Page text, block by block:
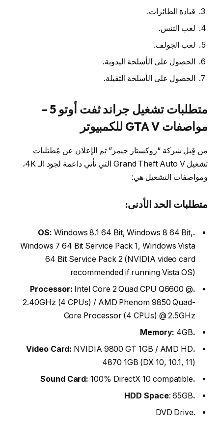
قيادة الطائرات.
لعب التنس.
لعب الجولف.
الحصول على الأسلحة اليدوية.
الحصول على الأسلحة الثقيلة.
متطلبات تشغيل جراند ثفت أوتو 5 –
مواصفات GTA V للكمبيوتر
من قِبل شركة “روكستار جيمز” تم الإعلان عن مُطتلبات
تشغيل Grand Theft Auto V التي تأتي داعمة لجود الـ 4K،
ومواصفات التشغيل هي:
متطلبات الحد الأدنى:
.OS:
Windows 8.1 64 Bit, Windows 8 64 Bit,
Windows 7 64 Bit Service Pack 1, Windows Vista
64 Bit Service Pack 2 (NVIDIA video card
recommended if running Vista OS)
.Processor:
Intel Core 2 Quad CPU Q6600 @
2.40GHz (4 CPUs) / AMD Phenom 9850 Quad-
Core Processor (4 CPUs) @ 2.5GHz
.Memory:
4GB
.Video Card:
NVIDIA 9800 GT 1GB / AMD HD
4870 1GB (DX 10, 10.1, 11)
.Sound Card:
100% DirectX 10 compatible
.HDD Space
: 65GB
.DVD Drive